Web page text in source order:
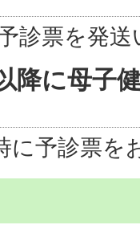
診票を発
降に母子
に予診票を